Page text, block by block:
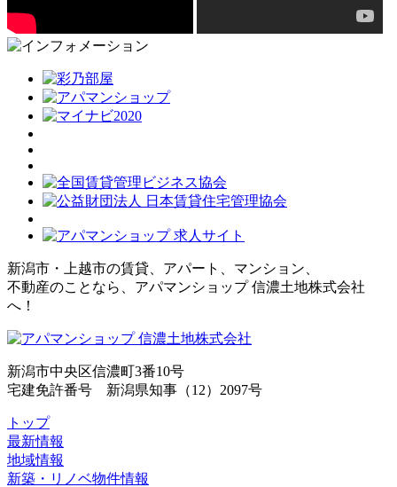
新潟市・上越市の賃貸、アパート、マンション、
不動産のことなら、アパマンショップ 信濃土地株式会社
へ！
新潟市中央区信濃町3番10号
宅建免許番号 新潟県知事（12）2097号
トップ
最新情報
地域情報
新築・リノベ物件情報